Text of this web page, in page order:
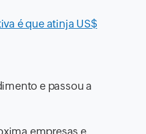
é que atinja US$
e passou a
empresas e